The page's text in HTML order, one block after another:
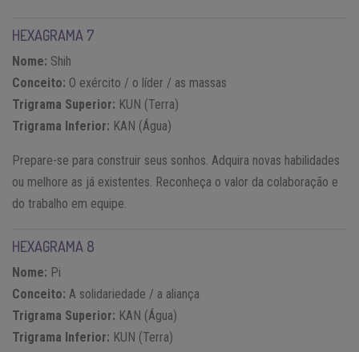
HEXAGRAMA 7
Nome: Shih
Conceito: O exército / o líder / as massas
Trigrama Superior: KUN (Terra)
Trigrama Inferior: KAN (Água)
Prepare-se para construir seus sonhos. Adquira novas habilidades
ou melhore as já existentes. Reconheça o valor da colaboração e
do trabalho em equipe.
HEXAGRAMA 8
Nome: Pi
Conceito: A solidariedade / a aliança
Trigrama Superior: KAN (Água)
Trigrama Inferior: KUN (Terra)